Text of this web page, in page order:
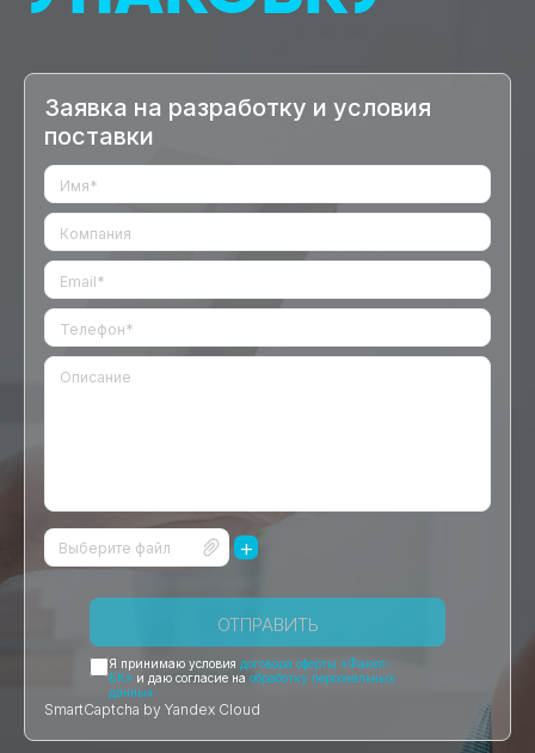
Заявка на разработку и условия
поставки
Выберите файл +
ОТПРАВИТЬ
Я принимаю условия договора оферты «Факел-
БК» и даю согласие на обработку персональных
данных
SmartCaptcha by Yandex Cloud